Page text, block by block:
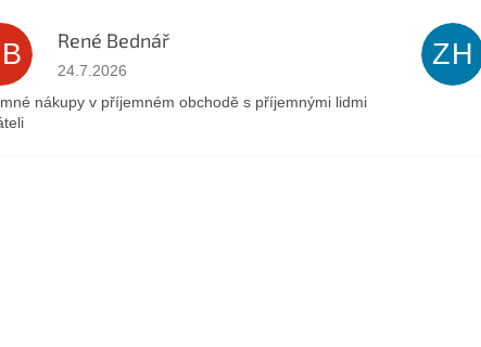
René Bednář
Hodnotenie obchodu je 5 z 5 hviezdičiek.
24.7.2026
nákupy v příjemném obchodě s příjemnými lidmi
ZH